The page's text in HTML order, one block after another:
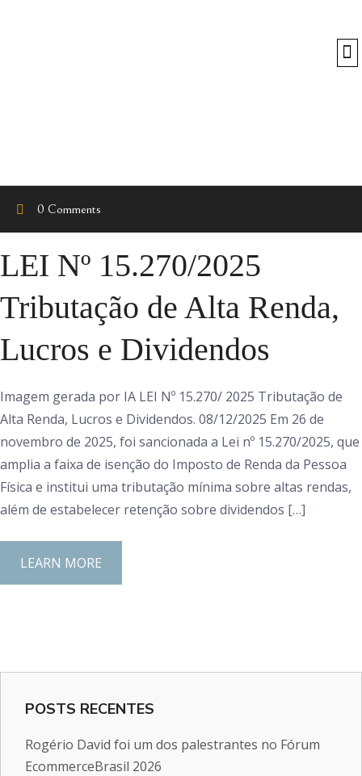
0 Comments
LEI Nº 15.270/2025
Tributação de Alta Renda,
Lucros e Dividendos
Imagem gerada por IA LEI Nº 15.270/ 2025 Tributação de
Alta Renda, Lucros e Dividendos. 08/12/2025 Em 26 de
novembro de 2025, foi sancionada a Lei nº 15.270/2025, que
amplia a faixa de isenção do Imposto de Renda da Pessoa
Física e institui uma tributação mínima sobre altas rendas,
além de estabelecer retenção sobre dividendos […]
LEARN MORE
POSTS RECENTES
Rogério David foi um dos palestrantes no Fórum
EcommerceBrasil 2026